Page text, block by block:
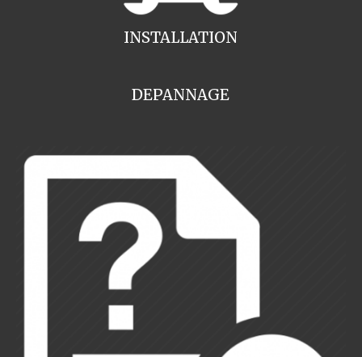
INSTALLATION
DEPANNAGE